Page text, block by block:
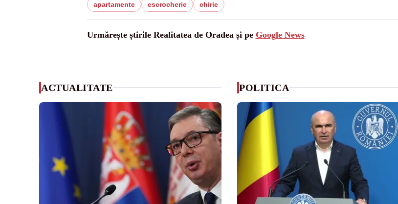
apartamente escrocherie chirie
Urmărește știrile Realitatea de Oradea și pe Google News
ACTUALITATE POLITICA